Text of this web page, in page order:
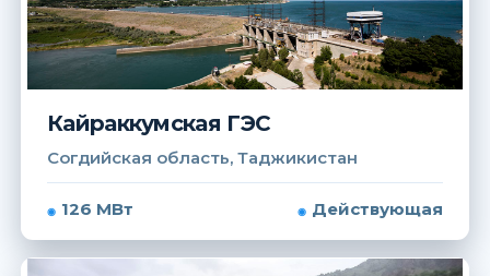
Кайраккумская ГЭС
Согдийская область, Таджикистан
126 МВт Действующая